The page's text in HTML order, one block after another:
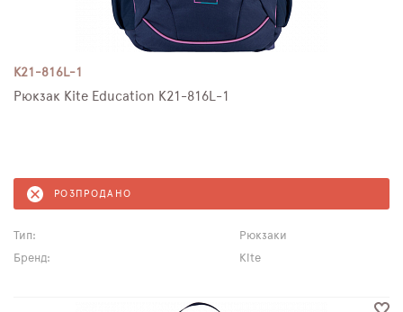
K21-816L-1
Рюкзак Kite Education K21-816L-1
РОЗПРОДАНО
Тип:
Рюкзаки
Бренд:
Kite